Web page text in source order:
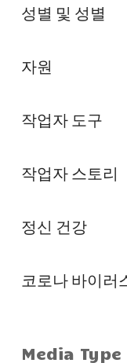
성별 및 성별
자원
작업자 도구
작업자 스토리
정신 건강
코로나 바이러
Media Type